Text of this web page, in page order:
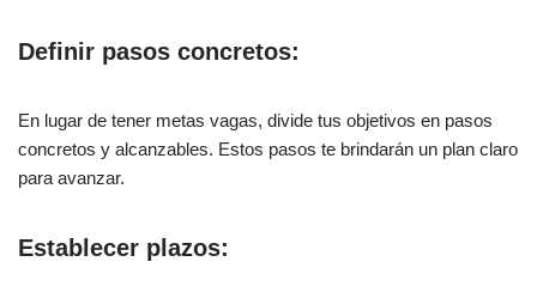
Definir pasos concretos:
En lugar de tener metas vagas, divide tus objetivos en pasos
concretos y alcanzables. Estos pasos te brindarán un plan claro
para avanzar.
Establecer plazos: